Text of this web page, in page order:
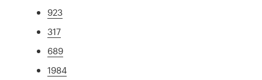
923
317
689
1984